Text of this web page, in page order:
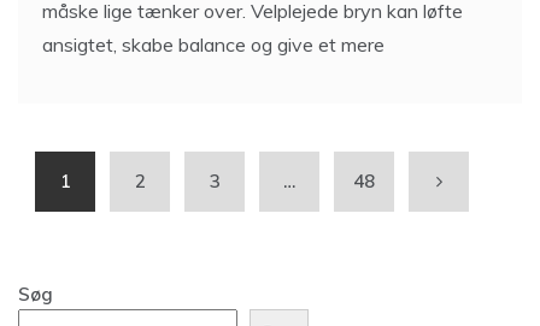
ansigtet, skabe balance og give et mere
1 2 3 … 48